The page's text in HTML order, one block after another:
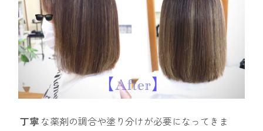
丁寧 な薬剤の調合や塗り分けが必要になってきま